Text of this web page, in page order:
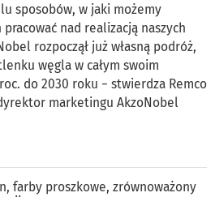
sposobów, w jaki możemy
nad realizacją naszych
rozpoczął już własną podróż,
węgla w całym swoim
do 2030 roku − stwierdza Remco
marketingu AkzoNobel
, farby proszkowe, zrównoważony